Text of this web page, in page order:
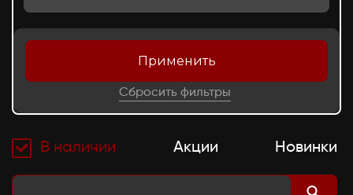
Применить
Сбросить фильтры
В наличии Акции Новинки